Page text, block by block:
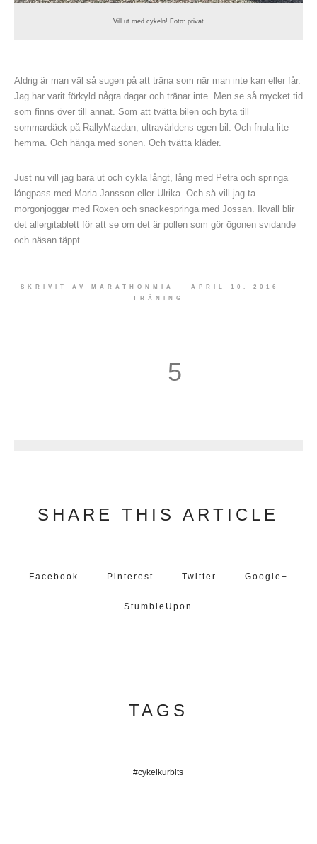
Vill ut med cykeln! Foto: privat
Aldrig är man väl så sugen på att träna som när man inte kan eller får.
Jag har varit förkyld några dagar och tränar inte. Men se så mycket tid
som finns över till annat. Som att tvätta bilen och byta till
sommardäck på RallyMazdan, ultravärldens egen bil. Och fnula lite
hemma. Och hänga med sonen. Och tvätta kläder.
Just nu vill jag bara ut och cykla långt, lång med Petra och springa
långpass med Maria Jansson eller Ulrika. Och så vill jag ta
morgonjoggar med Roxen och snackespringa med Jossan. Ikväll blir
det allergitablett för att se om det är pollen som gör ögonen svidande
och näsan täppt.
SKRIVIT AV MARATHONMIA
APRIL 10, 2016
TRÄNING
5
SHARE THIS ARTICLE
Facebook Pinterest Twitter Google+
StumbleUpon
TAGS
#cykelkurbits